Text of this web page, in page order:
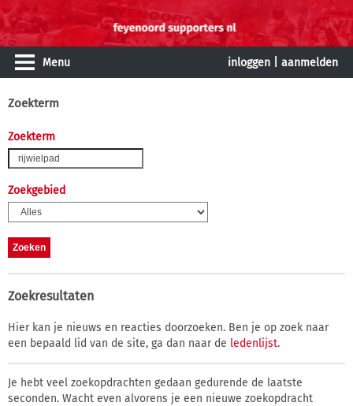
Menu inloggen aanmelden
Zoekterm
Zoekterm
Zoekgebied
Zoekresultaten
Hier kan je nieuws en reacties doorzoeken. Ben je op zoek naar
een bepaald lid van de site, ga dan naar de ledenlijst.
Je hebt veel zoekopdrachten gedaan gedurende de laatste
seconden. Wacht even alvorens je een nieuwe zoekopdracht